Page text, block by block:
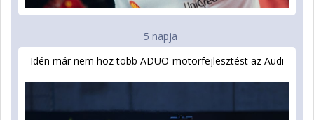
5 napja
Idén már nem hoz több ADUO-motorfejlesztést az Audi